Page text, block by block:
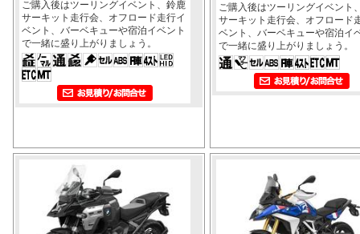
ご購入後はツーリングイベント、鈴鹿
サーキット走行会、オフロード走行イ
ベント、バーベキューや宿泊イベント
で一緒に盛り上がりましょう。
ご購入後はツーリングイベント
サーキット走行会、オフロード
ベント、バーベキューや宿泊イ
で一緒に盛り上がりましょう。